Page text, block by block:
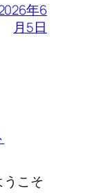
年6
月5日
うこそ